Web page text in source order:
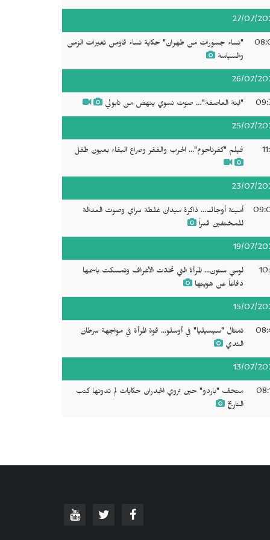
27/07/
"نساء جسورات من طهران" حكاية نساء قاومن تغيرات الزمن
والسياسة
26/07/
"ابنة العاصفة"… صوت نسوي ينهض من نابولي
25/07/
فيلم "كفرناحوم"... الحرب والفقر وصراع البقاء بعيون طفل
23/07/
أمينة أوجاك... ذاكرة ميدان غلطة سراي وصوت العدالة
للمختفين قسراً
19/07/
لوسي ستون... المرأة التي تحدّت الأعراف وتمسكت باسمها
دفاعاً عن هويتها
15/07/
تمثال "سيسيليا" في أوسلو... قوة المرأة في مواجهة سرطان
الثدي
13/07/
متحف "باردو" حين تروي الجدران حكايات لم تدونها كتب
التاريخ